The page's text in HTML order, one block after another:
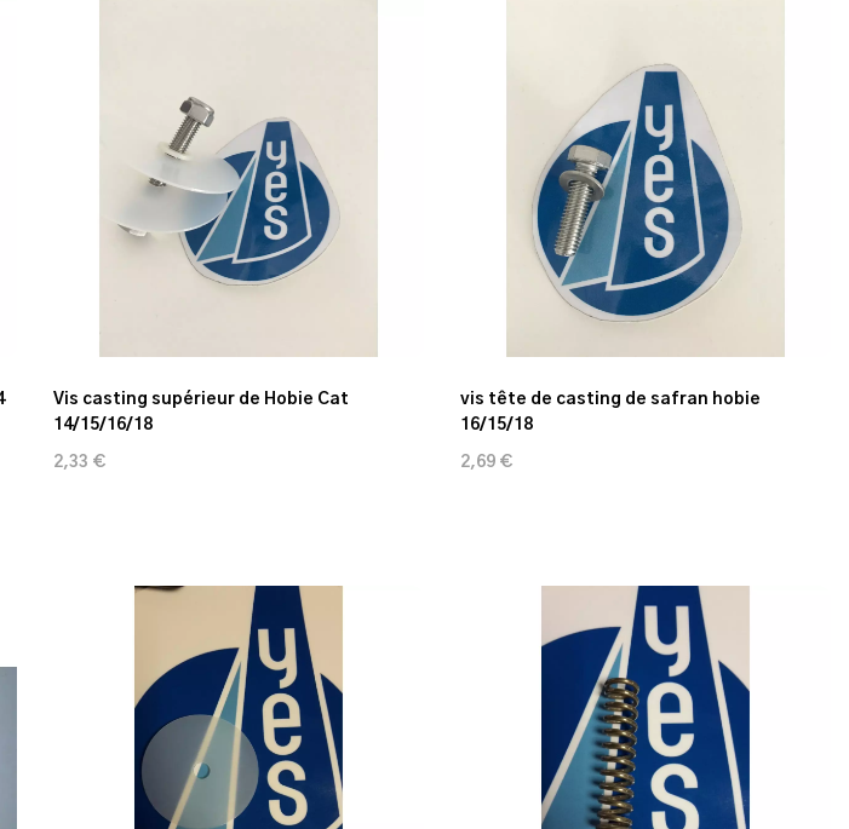
Vis casting supérieur de Hobie Cat
14/15/16/18
2,33 €
vis tête de casting de safran hobie
16/15/18
2,69 €